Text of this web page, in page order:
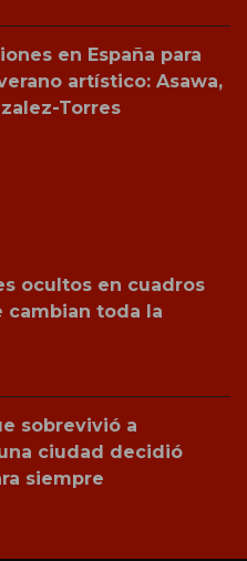
en España para
artístico: Asawa,
Torres
ocultos en cuadros
cambian toda la
sobrevivió a
ciudad decidió
siempre